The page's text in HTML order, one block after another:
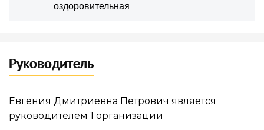
оздоровительная
Руководитель
Евгения Дмитриевна Петрович является
руководителем 1 организации